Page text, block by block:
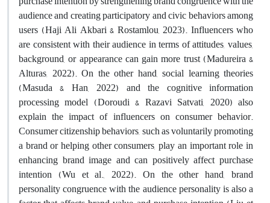
audience and creating participatory and civic behaviors among
users (Haji Ali Akbari & Rostamlou, 2023). Influencers who
are consistent with their audience in terms of attitudes, values,
background, or appearance can gain more trust (Madureira &
Alturas, 2022). On the other hand, social learning theories
(Masuda & Han, 2022) and the cognitive information
processing model (Doroudi & Razavi Satvati, 2020) also
explain the impact of influencers on consumer behavior.
Consumer citizenship behaviors, such as voluntarily promoting
a brand or helping other consumers, play an important role in
enhancing brand image and can positively affect purchase
intention (Wu et al., 2022). On the other hand, brand
personality congruence with the audience personality is also a